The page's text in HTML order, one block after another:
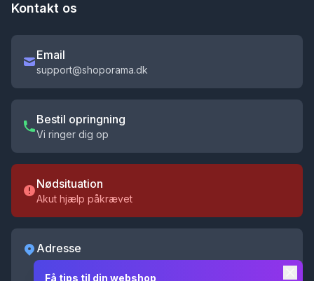
Kontakt os
Email
support@shoporama.dk
Bestil opringning
Vi ringer dig op
Nødsituation
Akut hjælp påkrævet
Adresse
Få tips til din webshop